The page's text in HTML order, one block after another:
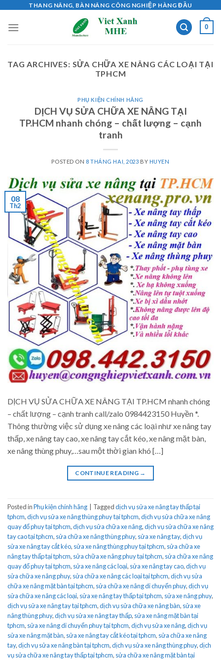
content
THANG NÂNG, BÀN NÂNG CÔNG NGHIỆP HÀNG ĐẦU
0
TAG ARCHIVES: SỬA CHỮA XE NÂNG CÁC LOẠI TẠI
TPHCM
PHỤ KIỆN CHÍNH HÃNG
DỊCH VỤ SỬA CHỮA XE NÂNG TẠI
TP.HCM nhanh chóng – chất lượng – cạnh
tranh
POSTED ON 8 THÁNG HAI, 2023 BY HUYEN
08
Th2
DỊCH VỤ SỬA CHỮA XE NÂNG TẠI TP.HCM nhanh chóng
– chất lượng – cạnh tranh call/zalo 0984423150 Huyền *.
Thông thường việc sử dụng xe nâng các loại như xe nâng tay
thấp, xe nâng tay cao, xe nâng tay cắt kéo, xe nâng mặt bàn,
xe nâng thùng phuy,…sau một thời gian khó […]
CONTINUE READING →
Posted inPhụ kiện chính hãng Taggeddịch vụ sửa xe nâng tay thấp tại
tphcm,dịch vụ sửa xe nâng thùng phuy tại tphcm,dịch vụ sửa chữa xe nâng
quay đổ phuy tại tphcm,dịch vụ sửa chữa xe nâng,dịch vụ sửa chữa xe nâng
tay cao tại tphcm, sửa chữa xe nâng thùng phuy, sửa xe nâng tay,dịch vụ
sửa xe nâng tay cắt kéo, sửa xe nâng thùng phuy tại tphcm, sửa chữa xe
nâng tay thấp tại tphcm, sửa chữa xe nâng phuy tại tphcm, sửa chữa xe nâng
quay đổ phuy tại tphcm, sửa xe nâng các loại, sửa xe nâng tay cao,dịch vụ
sửa chữa xe nâng phuy, sửa chữa xe nâng các loại tại tphcm,dịch vụ sửa
chữa xe nâng mặt bàn tại tphcm, sửa chữa xe nâng di chuyển phuy,dịch vụ
sửa chữa xe nâng các loại, sửa xe nâng tay thấp tại tphcm, sửa xe nâng phuy,
dịch vụ sửa xe nâng tay tại tphcm,dịch vụ sửa chữa xe nâng bàn, sửa xe
nâng thùng phuy,dịch vụ sửa xe nâng tay thấp, sửa xe nâng mặt bàn tại
tphcm, sửa xe nâng di chuyển phuy tại tphcm,dịch vụ sửa xe nâng,dịch vụ
sửa xe nâng mặt bàn, sửa xe nâng tay cắt kéo tại tphcm, sửa chữa xe nâng
tay,dịch vụ sửa xe nâng bàn tại tphcm,dịch vụ sửa xe nâng thùng phuy,dịch
vụ sửa chữa xe nâng tay thấp tại tphcm, sửa chữa xe nâng mặt bàn tại